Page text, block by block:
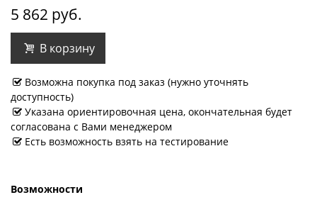
5 862 руб.
В корзину
Возможна покупка под заказ (нужно уточнять
доступность)
Указана ориентировочная цена, окончательная будет
согласована с Вами менеджером
Есть возможность взять на тестирование
Возможности